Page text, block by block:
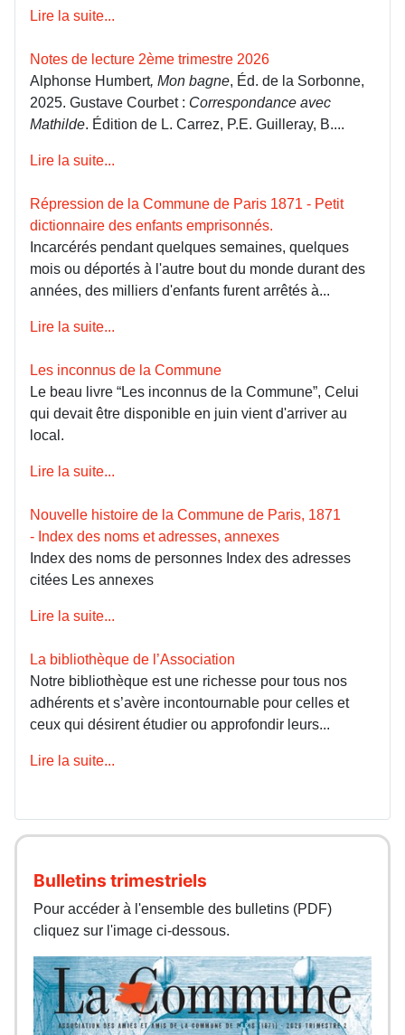
Lire la suite...
Notes de lecture 2ème trimestre 2026
Alphonse Humbert, Mon bagne, Éd. de la Sorbonne,
2025. Gustave Courbet : Correspondance avec
Mathilde. Édition de L. Carrez, P.E. Guilleray, B....
Lire la suite...
Répression de la Commune de Paris 1871 - Petit
dictionnaire des enfants emprisonnés.
Incarcérés pendant quelques semaines, quelques
mois ou déportés à l'autre bout du monde durant des
années, des milliers d'enfants furent arrêtés à...
Lire la suite...
Les inconnus de la Commune
Le beau livre “Les inconnus de la Commune”, Celui
qui devait être disponible en juin vient d'arriver au
local.
Lire la suite...
Nouvelle histoire de la Commune de Paris, 1871
- Index des noms et adresses, annexes
Index des noms de personnes Index des adresses
citées Les annexes
Lire la suite...
La bibliothèque de l’Association
Notre bibliothèque est une richesse pour tous nos
adhérents et s’avère incontournable pour celles et
ceux qui désirent étudier ou approfondir leurs...
Lire la suite...
Bulletins trimestriels
Pour accéder à l'ensemble des bulletins (PDF)
cliquez sur l'image ci-dessous.